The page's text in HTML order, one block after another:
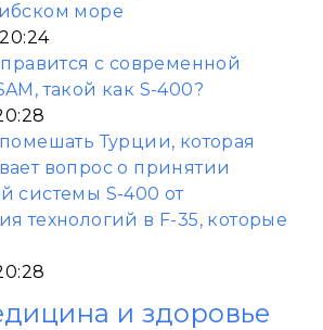
море
с современной
такой как S-400?
Турции, которая
вопрос о принятии
системы S-400 от
технологий в F-35, которые
и здоровье